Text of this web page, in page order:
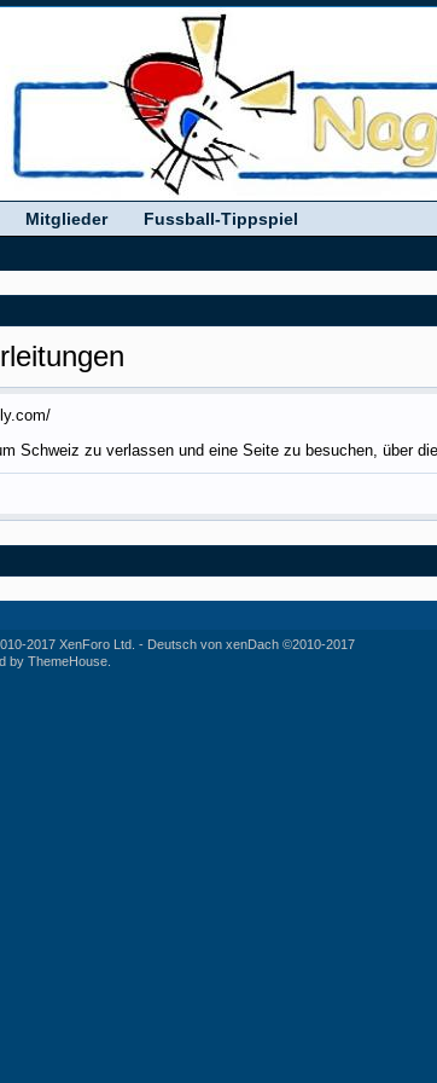
Schweiz zu verlassen und eine Seite zu besuchen, über
Mitglieder Fussball-Tippspiel
2017 XenForo Ltd. - Deutsch von xenDach©2010-2017
byThemeHouse